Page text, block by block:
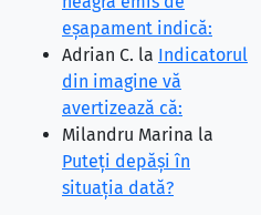
eşapament indică:
Adrian C. la Indicatorul
din imagine vă
avertizează că:
Milandru Marina la
Puteţi depăşi în
situaţia dată?